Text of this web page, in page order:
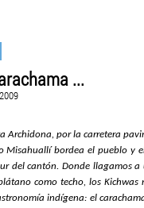
...
Archidona, por la carretera
Misahuallí bordea el pueblo y
del cantón. Donde llagamos a
como techo, los Kichwas
indígena: el
CATEGORÍAS
IR A
VISITA EL SITIO